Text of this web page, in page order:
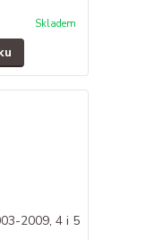
Skladem